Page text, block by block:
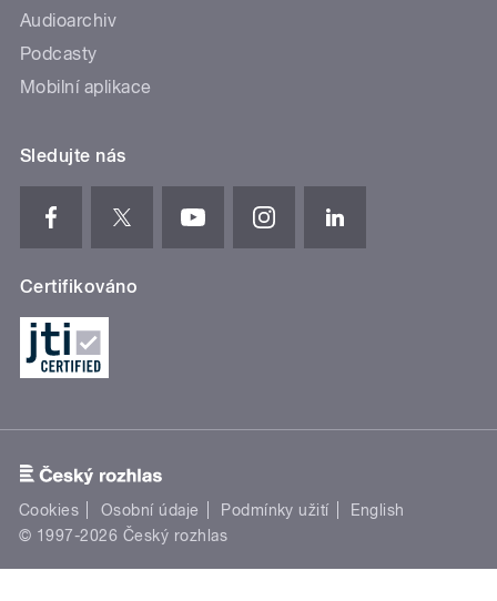
Audioarchiv
Podcasty
Mobilní aplikace
Sledujte nás
Certifikováno
Cookies Osobní údaje Podmínky užití
English
© 1997-2026 Český rozhlas